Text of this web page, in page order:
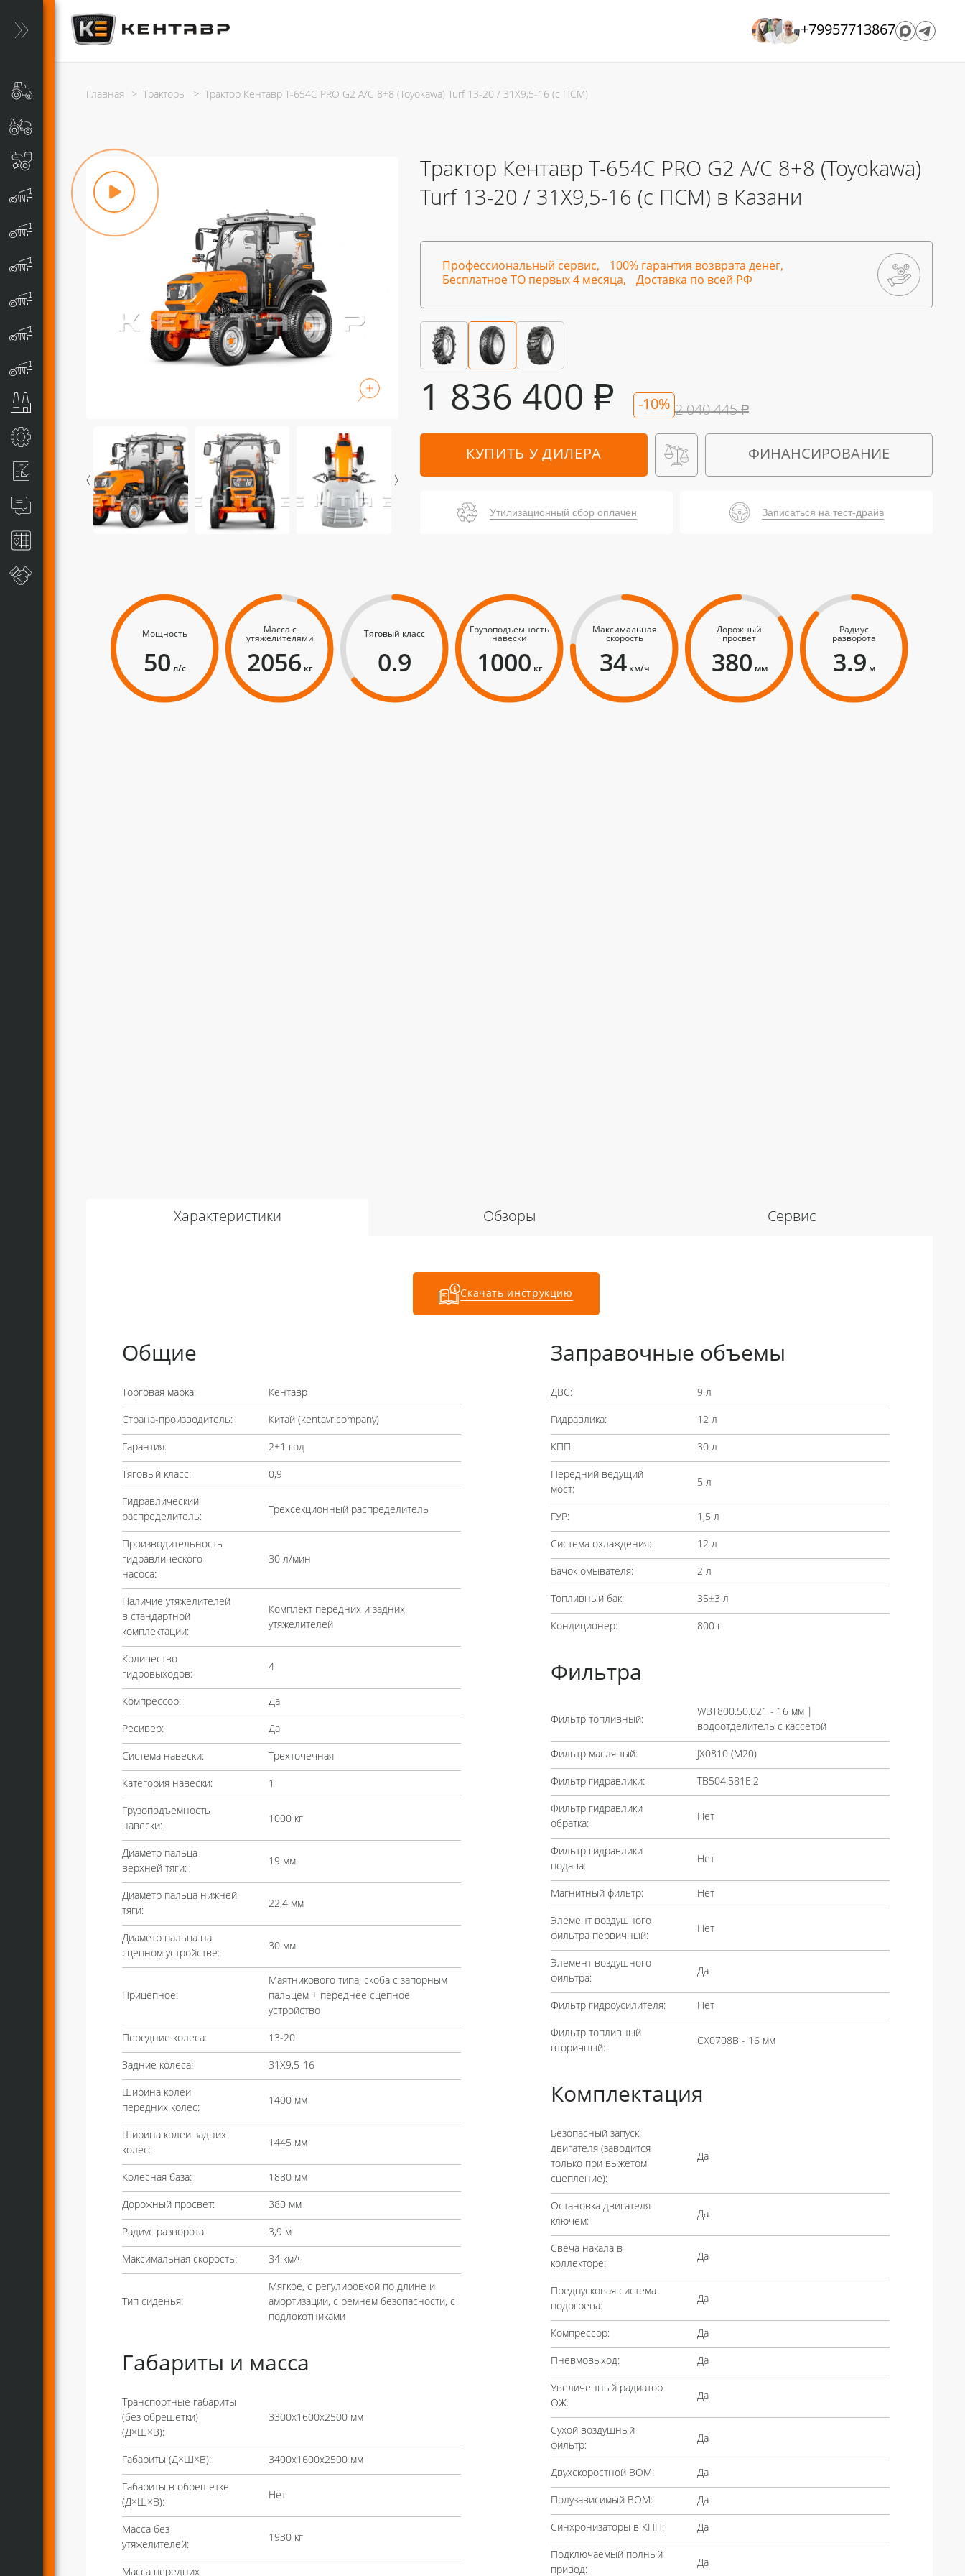
+79957713867
Главная > Тракторы > Трактор Кентавр Т-654С PRO G2 A/C 8+8 (Toyokawa) Turf 13-20 / 31X9,5-16 (с ПСМ)
Трактор Кентавр Т-654С PRO G2 A/C 8+8 (Toyokawa)
Turf 13-20 / 31X9,5-16 (с ПСМ) в Казани
Профессиональный сервис,
100% гарантия возврата денег,
Бесплатное ТО первых 4 месяца,
Доставка по всей РФ
2 040 445₽
-10%
1 836 400 ₽
КУПИТЬ У ДИЛЕРА ФИНАНСИРОВАНИЕ
Утилизационный сбор оплачен Записаться на тест-драйв
Мощность
50 л/с
Масса с
утяжелителями
2056 кг
Тяговый класс
0.9
Грузоподъемность
навески
1000 кг
Максимальная
скорость
34км/ч
Дорожный
просвет
380 мм
Радиус
разворота
3.9 м
Характеристики Обзоры Сервис
Скачать инструкцию
Общие
Торговая марка: Кентавр
Страна-производитель: Китай ( kentavr.company)
Гарантия: 2+1 год
Тяговый класс: 0,9
Гидравлический
распределитель:
Трехсекционный распределитель
Производительность
гидравлического
насоса:
30 л/мин
Наличие утяжелителей
в стандартной
комплектации:
Комплект передних и задних
утяжелителей
Количество
гидровыходов:
4
Компрессор: Да
Ресивер: Да
Система навески: Трехточечная
Категория навески: 1
Грузоподъемность
навески:
1000 кг
Диаметр пальца
верхней тяги:
19 мм
Диаметр пальца нижней
тяги:
22,4 мм
Диаметр пальца на
сцепном устройстве:
30 мм
Прицепное:
Маятникового типа, скоба с запорным
пальцем + переднее сцепное
устройство
Передние колеса: 13-20
Задние колеса: 31X9,5-16
Ширина колеи
передних колес:
1400 мм
Ширина колеи задних
колес:
1445 мм
Колесная база: 1880 мм
Дорожный просвет: 380 мм
Радиус разворота: 3,9 м
Максимальная скорость: 34 км/ч
Тип сиденья:
Мягкое, с регулировкой по длине и
амортизации, с ремнем безопасности, с
подлокотниками
Габариты и масса
Транспортные габариты
(без обрешетки)
(Д×Ш×В):
3300х1600х2500 мм
Габариты (Д×Ш×В): 3400х1600х2500 мм
Габариты в обрешетке
(Д×Ш×В):
Нет
Масса без
утяжелителей:
1930 кг
Масса передних
Заправочные объемы
ДВС: 9 л
Гидравлика: 12 л
КПП: 30 л
Передний ведущий
мост:
5 л
ГУР: 1,5 л
Система охлаждения: 12 л
Бачок омывателя: 2 л
Топливный бак: 35±3 л
Кондиционер: 800 г
Фильтра
Фильтр топливный:
WBT800.50.021 - 16 мм |
водоотделитель с кассетой
Фильтр масляный: JX0810 (М20)
Фильтр гидравлики: TB504.581E.2
Фильтр гидравлики
обратка:
Нет
Фильтр гидравлики
подача:
Нет
Магнитный фильтр: Нет
Элемент воздушного
фильтра первичный:
Нет
Элемент воздушного
фильтра:
Да
Фильтр гидроусилителя: Нет
Фильтр топливный
вторичный:
CX0708B - 16 мм
Комплектация
Безопасный запуск
двигателя (заводится
только при выжетом
сцепление):
Да
Остановка двигателя
ключем:
Да
Свеча накала в
коллекторе:
Да
Предпусковая система
подогрева:
Да
Компрессор: Да
Пневмовыход: Да
Увеличенный радиатор
ОЖ:
Да
Сухой воздушный
фильтр:
Да
Двухскоростной ВОМ: Да
Полузависимый ВОМ: Да
Синхронизаторы в КПП: Да
Подключаемый полный
привод:
Да